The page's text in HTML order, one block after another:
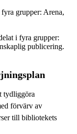
grupper: Arena,
i fyra grupper:
publicering.
tydliggöra
förvärv av
till bibliotekets